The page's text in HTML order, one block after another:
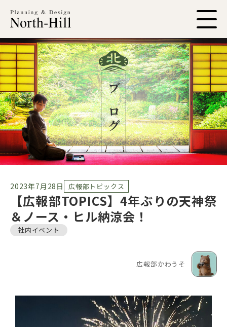
ブログ
2023年7月28日 広報部トピックス
【広報部TOPICS】4年ぶりの天神祭
＆ノース・ヒル納涼会！
社内イベント
広報部かわうそ